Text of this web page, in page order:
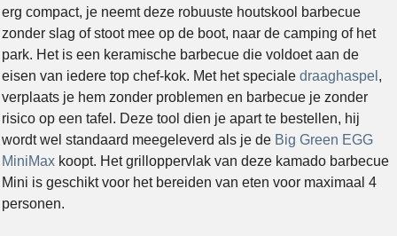
erg compact, je neemt deze robuuste houtskool barbecue
zonder slag of stoot mee op de boot, naar de camping of het
park. Het is een keramische barbecue die voldoet aan de
eisen van iedere top chef-kok. Met het speciale draaghaspel ,
verplaats je hem zonder problemen en barbecue je zonder
risico op een tafel. Deze tool dien je apart te bestellen, hij
wordt wel standaard meegeleverd als je de Big Green EGG
MiniMax koopt. Het grilloppervlak van deze kamado barbecue
Mini is geschikt voor het bereiden van eten voor maximaal 4
personen.